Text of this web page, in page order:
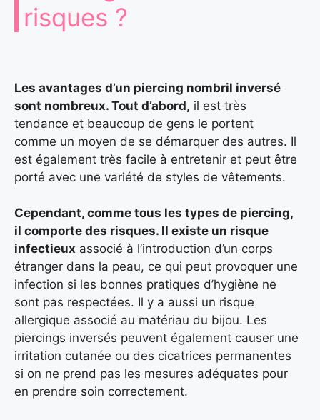
risques ?
Les avantages d’un piercing nombril inversé
sont nombreux. Tout d’abord, il est très
tendance et beaucoup de gens le portent
comme un moyen de se démarquer des autres. Il
est également très facile à entretenir et peut être
porté avec une variété de styles de vêtements.
Cependant, comme tous les types de piercing,
il comporte des risques. Il existe un risque
infectieux associé à l’introduction d’un corps
étranger dans la peau, ce qui peut provoquer une
infection si les bonnes pratiques d’hygiène ne
sont pas respectées. Il y a aussi un risque
allergique associé au matériau du bijou. Les
piercings inversés peuvent également causer une
irritation cutanée ou des cicatrices permanentes
si on ne prend pas les mesures adéquates pour
en prendre soin correctement.